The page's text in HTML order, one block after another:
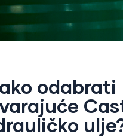
odabrati